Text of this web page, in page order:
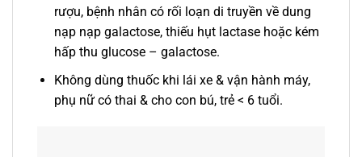
rượu, bệnh nhân có rối loạn di truyền về dung
nạp nạp galactose, thiếu hụt lactase hoặc kém
hấp thu glucose – galactose.
Không dùng thuốc khi lái xe & vận hành máy,
phụ nữ có thai & cho con bú, trẻ < 6 tuổi.